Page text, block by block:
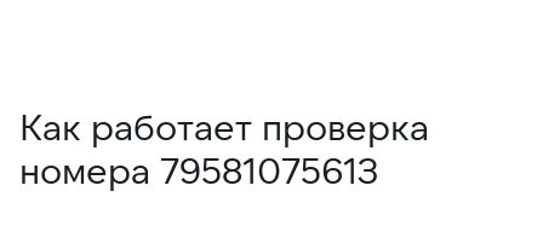
Как работает проверка
номера 79581075613